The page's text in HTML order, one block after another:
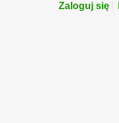
Zaloguj się